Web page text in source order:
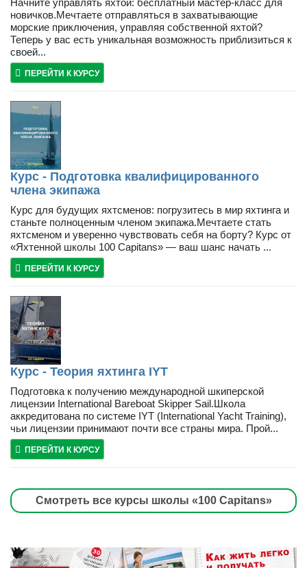
новичков.Мечтаете отправляться в захватывающие
морские приключения, управляя собственной яхтой?
Теперь у вас есть уникальная возможность приблизиться к
своей...
ПЕРЕЙТИ К КУРСУ
Курс - Подготовка квалифицированного
члена экипажа
Курс для будущих яхтсменов: погрузитесь в мир яхтинга и
станьте полноценным членом экипажа.Мечтаете стать
яхтсменом и уверенно чувствовать себя на борту? Курс от
«Яхтенной школы 100 Capitans» — ваш шанс начать ...
ПЕРЕЙТИ К КУРСУ
Курс - Теория яхтинга IYT
Подготовка к получению международной шкиперской
лицензии International Bareboat Skipper Sail.Школа
аккредитована по системе IYT (International Yacht Training),
чьи лицензии принимают почти все страны мира. Прой...
ПЕРЕЙТИ К КУРСУ
Смотреть все курсы школы «100 Capitans»